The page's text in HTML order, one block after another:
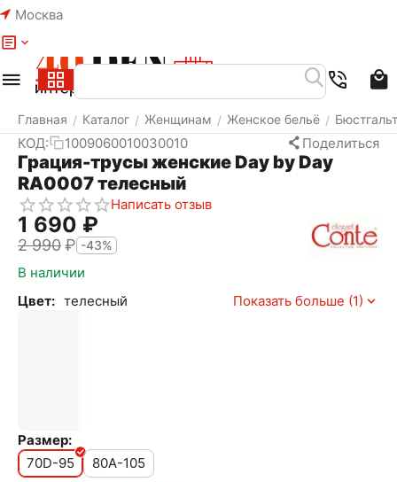
Москва
Главная / Каталог / Женщинам / Женское бельё /
КОД: 1009060010030010 Поделиться
Грация-трусы женские Day by Day
RA0007 телесный
Написать отзыв
1 690 ₽
2 990₽ -43%
В наличии
Цвет: телесный Показать больше (1)
Размер:
70D-95
80A-105
Меню